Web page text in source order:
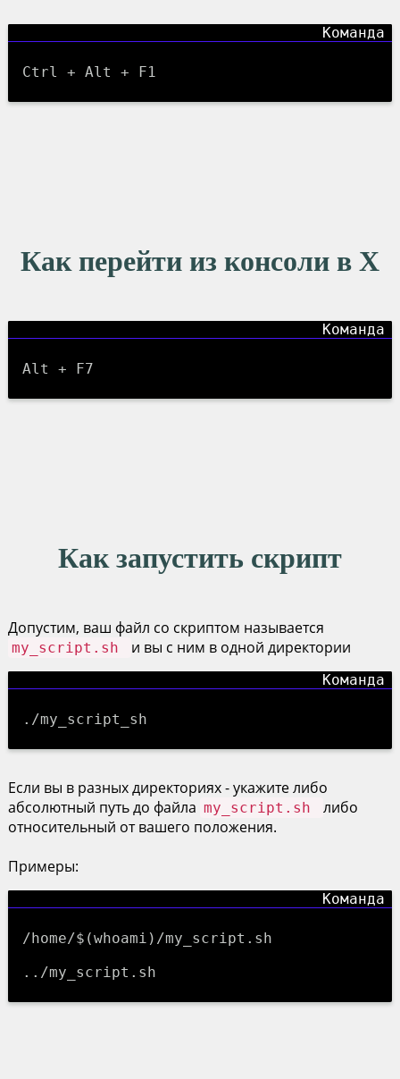
Ctrl + Alt + F1
Как перейти из консоли в X
Alt + F7
Как запустить скрипт
Допустим, ваш файл со скриптом называется
my_script.sh и вы с ним в одной директории
./my_script_sh
Если вы в разных директориях - укажите либо
абсолютный путь до файла my_script.sh
либо
относительный от вашего положения.
Примеры:
/home/$(whoami)/my_script.sh
../my_script.sh